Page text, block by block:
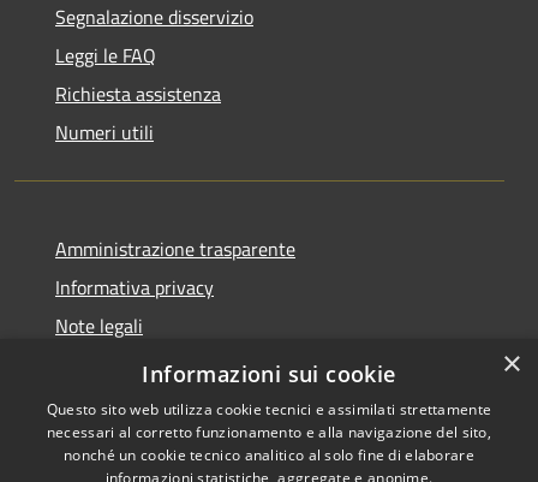
Segnalazione disservizio
Leggi le FAQ
Richiesta assistenza
Numeri utili
Amministrazione trasparente
Informativa privacy
Note legali
Dichiarazione di accessibilità
×
Informazioni sui cookie
Questo sito web utilizza cookie tecnici e assimilati strettamente
necessari al corretto funzionamento e alla navigazione del sito,
nonché un cookie tecnico analitico al solo fine di elaborare
informazioni statistiche, aggregate e anonime.